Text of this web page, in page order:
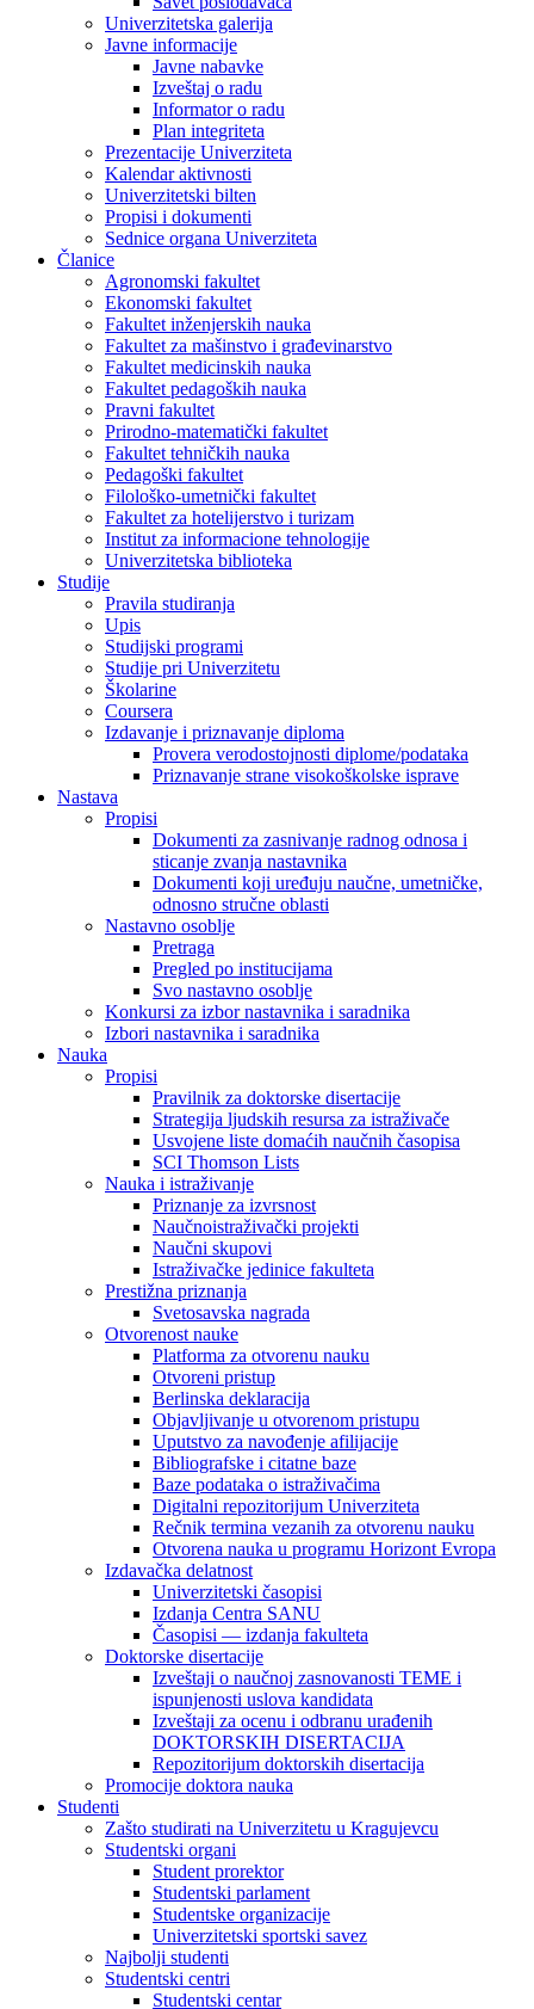
Univerzitetska galerija
Javne informacije
Javne nabavke
Izveštaj o radu
Informator o radu
Plan integriteta
Prezentacije Univerziteta
Kalendar aktivnosti
Univerzitetski bilten
Propisi i dokumenti
Sednice organa Univerziteta
Članice
Agronomski fakultet
Ekonomski fakultet
Fakultet inženjerskih nauka
Fakultet za mašinstvo i građevinarstvo
Fakultet medicinskih nauka
Fakultet pedagoških nauka
Pravni fakultet
Prirodno-matematički fakultet
Fakultet tehničkih nauka
Pedagoški fakultet
Filološko-umetnički fakultet
Fakultet za hotelijerstvo i turizam
Institut za informacione tehnologije
Univerzitetska biblioteka
Studije
Pravila studiranja
Upis
Studijski programi
Studije pri Univerzitetu
Školarine
Coursera
Izdavanje i priznavanje diploma
Provera verodostojnosti diplome/podataka
Priznavanje strane visokoškolske isprave
Nastava
Propisi
Dokumenti za zasnivanje radnog odnosa i
sticanje zvanja nastavnika
Dokumenti koji uređuju naučne, umetničke,
odnosno stručne oblasti
Nastavno osoblje
Pretraga
Pregled po institucijama
Svo nastavno osoblje
Konkursi za izbor nastavnika i saradnika
Izbori nastavnika i saradnika
Nauka
Propisi
Pravilnik za doktorske disertacije
Strategija ljudskih resursa za istraživače
Usvojene liste domaćih naučnih časopisa
SCI Thomson Lists
Nauka i istraživanje
Priznanje za izvrsnost
Naučnoistraživački projekti
Naučni skupovi
Istraživačke jedinice fakulteta
Prestižna priznanja
Svetosavska nagrada
Otvorenost nauke
Platforma za otvorenu nauku
Otvoreni pristup
Berlinska deklaracija
Objavljivanje u otvorenom pristupu
Uputstvo za navođenje afilijacije
Bibliografske i citatne baze
Baze podataka o istraživačima
Digitalni repozitorijum Univerziteta
Rečnik termina vezanih za otvorenu nauku
Otvorena nauka u programu Horizont Evropa
Izdavačka delatnost
Univerzitetski časopisi
Izdanja Centra SANU
Časopisi — izdanja fakulteta
Doktorske disertacije
Izveštaji o naučnoj zasnovanosti TEME i
ispunjenosti uslova kandidata
Izveštaji za ocenu i odbranu urađenih
DOKTORSKIH DISERTACIJA
Repozitorijum doktorskih disertacija
Promocije doktora nauka
Studenti
Zašto studirati na Univerzitetu u Kragujevcu
Studentski organi
Student prorektor
Studentski parlament
Studentske organizacije
Univerzitetski sportski savez
Najbolji studenti
Studentski centri
Studentski centar